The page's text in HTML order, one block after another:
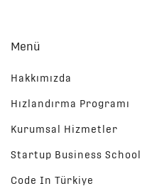
Menü
Hakkımızda
Hızlandırma Programı
Kurumsal Hizmetler
Startup Business School
Code In Türkiye